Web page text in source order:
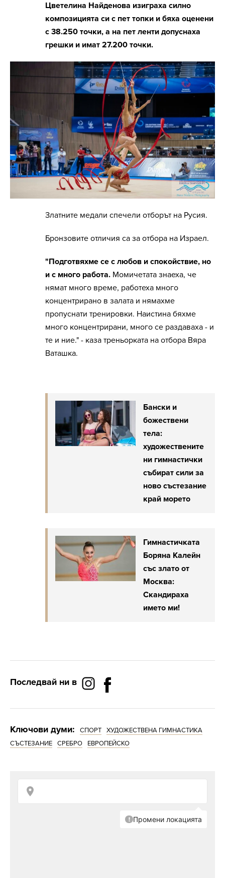
Цветелина Найденова изиграха силно
композицията си с пет топки и бяха оценени
с 38.250 точки, а на пет ленти допуснаха
грешки и имат 27.200 точки.
Златните медали спечели отборът на Русия.
Бронзовите отличия са за отбора на Израел.
"Подготвяхме се с любов и спокойствие, но
и с много работа. Момичетата знаеха, че
нямат много време, работеха много
концентрирано в залата и нямахме
пропуснати тренировки. Наистина бяхме
много концентрирани, много се раздаваха - и
те и ние." - каза треньорката на отбора Вяра
Ваташка.
Бански и
божествени
тела:
художествените
ни гимнастички
събират сили за
ново състезание
край морето
Гимнастичката
Боряна Калейн
със злато от
Москва:
Скандираха
името ми!
Последвай ни в
Ключови думи: СПОРТ
ХУДОЖЕСТВЕНА ГИМНАСТИКА
СЪСТЕЗАНИЕ
СРЕБРО ЕВРОПЕЙСКО